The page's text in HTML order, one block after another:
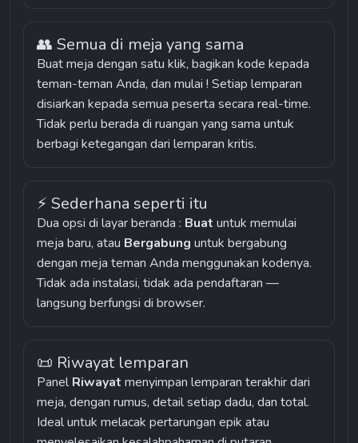
👥 Semua di meja yang sama
Buat meja dengan satu klik, bagikan kode kepada
teman-teman Anda, dan mulai ! Setiap lemparan
disiarkan kepada semua peserta secara real-time.
Tidak perlu berada di ruangan yang sama untuk
berbagi ketegangan dari lemparan kritis.
⚡ Sederhana seperti itu
Dua opsi di layar beranda : Buat untuk memulai
meja baru, atau Bergabung untuk bergabung
dengan meja teman Anda menggunakan kodenya.
Tidak ada instalasi, tidak ada pendaftaran —
langsung berfungsi di browser.
📜 Riwayat lemparan
Panel Riwayat menyimpan lemparan terakhir dari
meja, dengan rumus, detail setiap dadu, dan total.
Ideal untuk melacak pertarungan epik atau